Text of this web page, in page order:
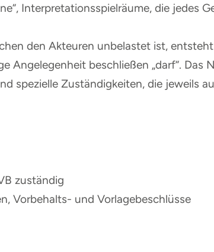
Interpretationsspielräume, die jedes
den Akteuren unbelastet ist,
Angelegenheit beschließen „darf“. Das
spezielle Zuständigkeiten, die jeweils
zuständig
Vorbehalts- und Vorlagebeschlüsse